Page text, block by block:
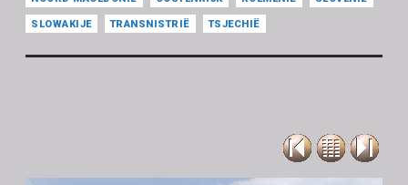
SLOWAKIJE TRANSNISTRIË TSJECHIË